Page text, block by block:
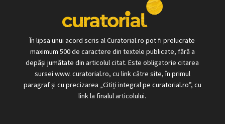
În lipsa unui acord scris al Curatorial.ro pot fi prelucrate
maximum 500 de caractere din textele publicate, fără a
depăși jumătate din articolul citat. Este obligatorie citarea
sursei www. curatorial.ro, cu link către site, în primul
paragraf și cu precizarea „Citiți integral pe curatorial.ro”, cu
link la finalul articolului.